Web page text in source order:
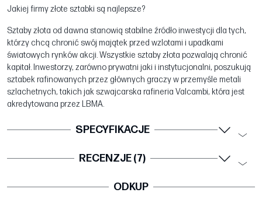
Jakiej firmy złote sztabki są najlepsze?
Sztaby złota od dawna stanowią stabilne źródło inwestycji dla tych,
którzy chcą chronić swój majątek przed wzlotami i upadkami
światowych rynków akcji. Wszystkie sztaby złota pozwalają chronić
kapitał. Inwestorzy, zarówno prywatni jaki i instytucjonalni, poszukują
sztabek rafinowanych przez głównych graczy w przemyśle metali
szlachetnych, takich jak szwajcarska rafineria Valcambi, która jest
akredytowana przez LBMA.
SPECYFIKACJE
RECENZJE (7)
ODKUP